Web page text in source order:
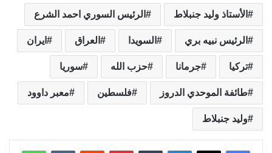
الأستاذ وليد جنبلاط الرئيس السوري احمد الشرع
الرئيس نبيه بري السويدا العراق ايران
تركيا جرمانا حزب الله سوريا
طائفة الموحدي الدروز فلسطين معبر داوود
وليد جنبلاط
لينكدإن بينتيريست